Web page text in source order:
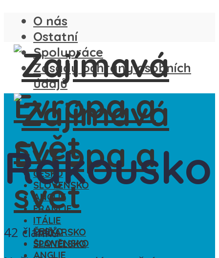
O nás
Ostatní
Spolupráce
Zásady ochrany osobních
údajů
ČESKO
SLOVENSKO
ANGLIE
FRANCIE
ITÁLIE
MAĎARSKO
ŠPANĚLSKO
RAKOUSKO
ČESKO
SLOVENSKO
ANGLIE
Rakousko
42 článků